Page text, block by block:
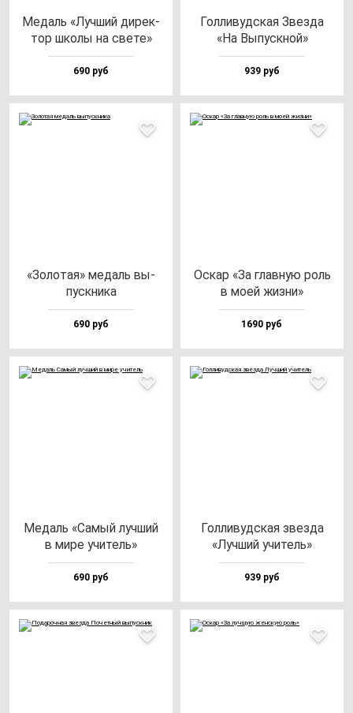
Медаль «Луч­ший ди­рек­
тор шко­лы на све­те»
690 руб
Гол­ли­вуд­ская Звез­да
«На Выпус­кной»
939 руб
«Золо­тая» ме­даль вы­
пус­кни­ка
690 руб
Оскар «За глав­ную роль
в моей жиз­ни»
1690 руб
Медаль «Самый луч­ший
в ми­ре учи­тель»
690 руб
Гол­ли­вуд­ская звез­да
«Луч­ший учи­тель»
939 руб